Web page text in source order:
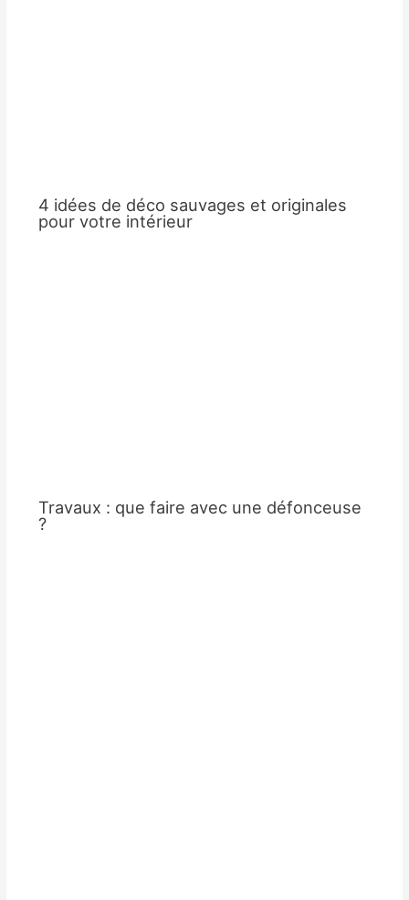
4 idées de déco sauvages et originales
pour votre intérieur
Travaux : que faire avec une défonceuse
?